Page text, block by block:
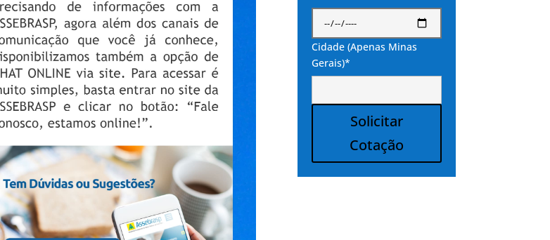
Cidade (Apenas Minas
Gerais)*
Solicitar
Cotação